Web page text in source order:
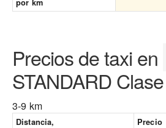
por km
Precios de taxi en
STANDARD Clase
3-9 km
Distancia,
Precio